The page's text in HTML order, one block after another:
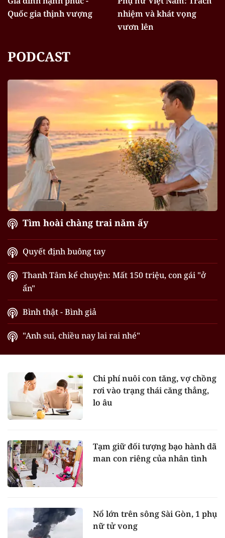
Quốc gia thịnh vượng
nhiệm và khát vọng
vươn lên
PODCAST
Tìm hoài chàng trai năm ấy
Quyết định buông tay
Thanh Tâm kể chuyện: Mất 150 triệu, con gái "ở
ẩn"
Bình thật - Bình giả
"Anh sui, chiều nay lai rai nhé"
Chi phí nuôi con tăng, vợ chồng
rơi vào trạng thái căng thẳng,
lo âu
Tạm giữ đối tượng bạo hành dã
man con riêng của nhân tình
Nổ lớn trên sông Sài Gòn, 1 phụ
nữ tử vong